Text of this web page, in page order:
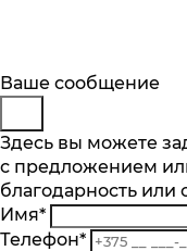
Описание
Отзывы
Основные
Количество
21
Количество
Будьте в
Подпишитесь на
и узнавайте о
предложениях
Подписаться
Заказ обратного
Представьтесь
Телефон*
Комментарий
Ваше сообщение
Здесь вы можете
с предложением
благодарность или
Имя*
Телефон*